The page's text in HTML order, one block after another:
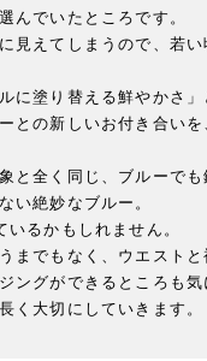
んでいたところです。
見えてしまうので、若
に塗り替える鮮やかさ
との新しいお付き合い
と全く同じ、ブルーで
い絶妙なブルー。
るかもしれません。
までもなく、ウエスト
ングができるところも気
く大切にしていきます。